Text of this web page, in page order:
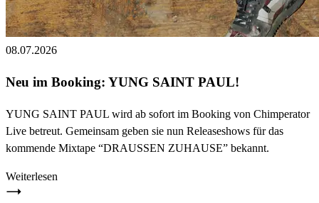
08.07.2026
Neu im Booking: YUNG SAINT PAUL!
YUNG SAINT PAUL wird ab sofort im Booking von Chimperator
Live betreut. Gemeinsam geben sie nun Releaseshows für das
kommende Mixtape “DRAUSSEN ZUHAUSE” bekannt.
Weiterlesen